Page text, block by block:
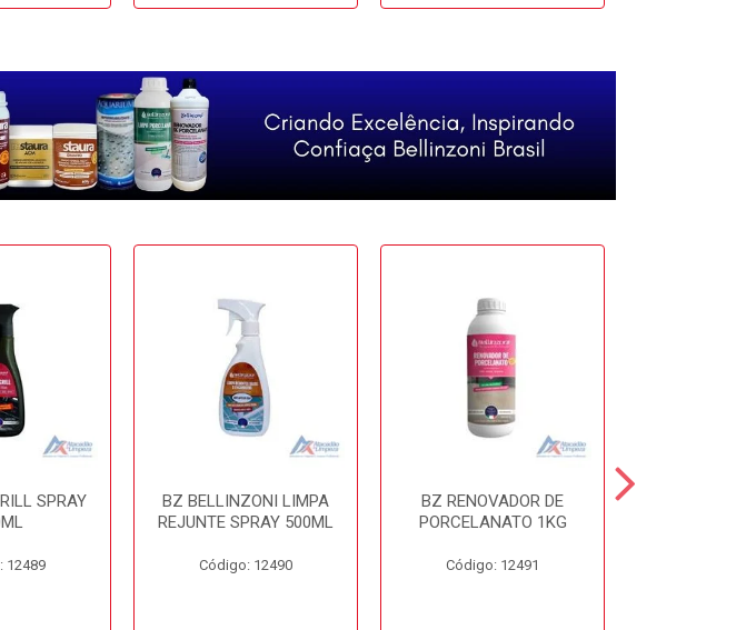
SPRAY
12489
BZ BELLINZONI LIMPA
REJUNTE SPRAY 500ML
Código: 12490
BZ RENOVADOR DE
PORCELANATO 1KG
Código: 12491